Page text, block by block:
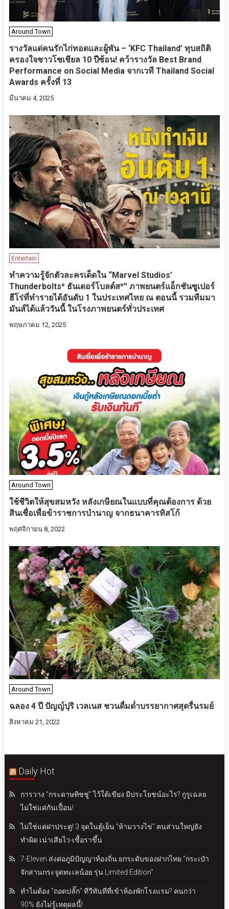
Around Town
รางวัลแด่คนรักไก่ทอดและผู้พัน – ‘KFC Thailand’ ทุบสถิติ
ครองใจชาวโซเชียล 10 ปีซ้อน! คว้ารางวัล Best Brand
Performance on Social Media จากเวที Thailand Social
Awards ครั้งที่ 13
มีนาคม 4, 2025
Entertain
ทำความรู้จักตัวละครเด็ดใน “Marvel Studios’
Thunderbolts* ธันเดอร์โบลต์ส*” ภาพยนตร์แอ็กชันซูเปอร์
ฮีโร่ที่ทำรายได้อันดับ 1 ในประเทศไทย ณ ตอนนี้ รวมทีมมา
มันส์ได้แล้ววันนี้ ในโรงภาพยนตร์ทั่วประเทศ
พฤษภาคม 12, 2025
Around Town
ใช้ชีวิตให้สุขสมหวัง หลังเกษียณในแบบที่คุณต้องการ ด้วย
สินเชื่อเพื่อข้าราชการบำนาญ จากธนาคารทิสโก้
พฤศจิกายน 8, 2022
Around Town
ฉลอง 4 ปี ปัญญ์ปุริ เวลเนส ชวนดื่มด่ำบรรยากาศสุดรื่นรมย์​
สิงหาคม 21, 2022
Daily Hot
การวาง "กระดาษทิชชู่" ไว้ใต้เขียง มีประโยชน์อะไร? กูรูเฉลย
ไม่ใช่แค่กันเปื้อน!
ไม่ใช่แค่ฝาประตู! 3 จุดในตู้เย็น "ห้ามวางไข่" คนส่วนใหญ่ยัง
ทำผิด เน่าเสียไว-เชื้อราขึ้น
7-Eleven ส่งต่อภูมิปัญญาท้องถิ่น ยกระดับของฝากไทย “กระเป๋า
จักสานกระจูดทะเลน้อย รุ่น Limited Edition"
ทำไมต้อง "ถอดปลั๊ก" ทีวีทันทีที่เข้าห้องพักโรงแรม? คนกว่า
90% ยังไม่รู้เหตุผลนี้!